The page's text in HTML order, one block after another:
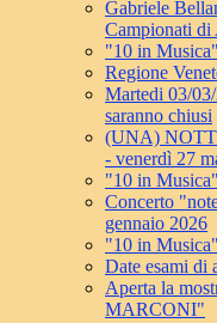
Gabriele
Campionati di
"10 in
Regione
Martedi 03/
saranno chiusi
(UNA)
- venerdì 27
"10 in
Concerto
gennaio 2026
"10 in
Date esami di
Aperta la
MARCONI"